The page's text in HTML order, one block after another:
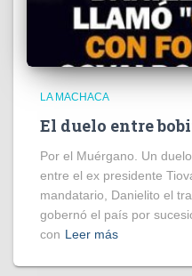
LA MACHACA
El duelo entre
Por el Muérgano. Un
entre el ex presidente
mandatario, Danielito el
gobernó el país por
con Leer más